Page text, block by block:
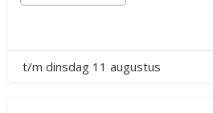
t/m dinsdag 11 augustus